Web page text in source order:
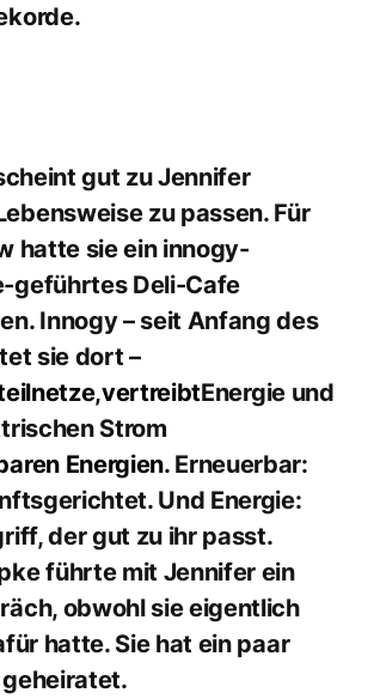
gut zu Jennifer
zu passen. Für
hatte sie ein innogy-
geführtes Deli-Cafe
Innogy – seit Anfang des
sie dort –
,vertreibtEnergie und
Strom
Energien. Erneuerbar:
Und Energie:
der gut zu ihr passt.
führte mit Jennifer ein
obwohl sie eigentlich
hatte. Sie hat ein paar